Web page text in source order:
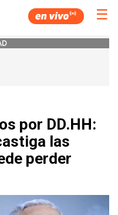
☰
por DD.HH:
las
perder